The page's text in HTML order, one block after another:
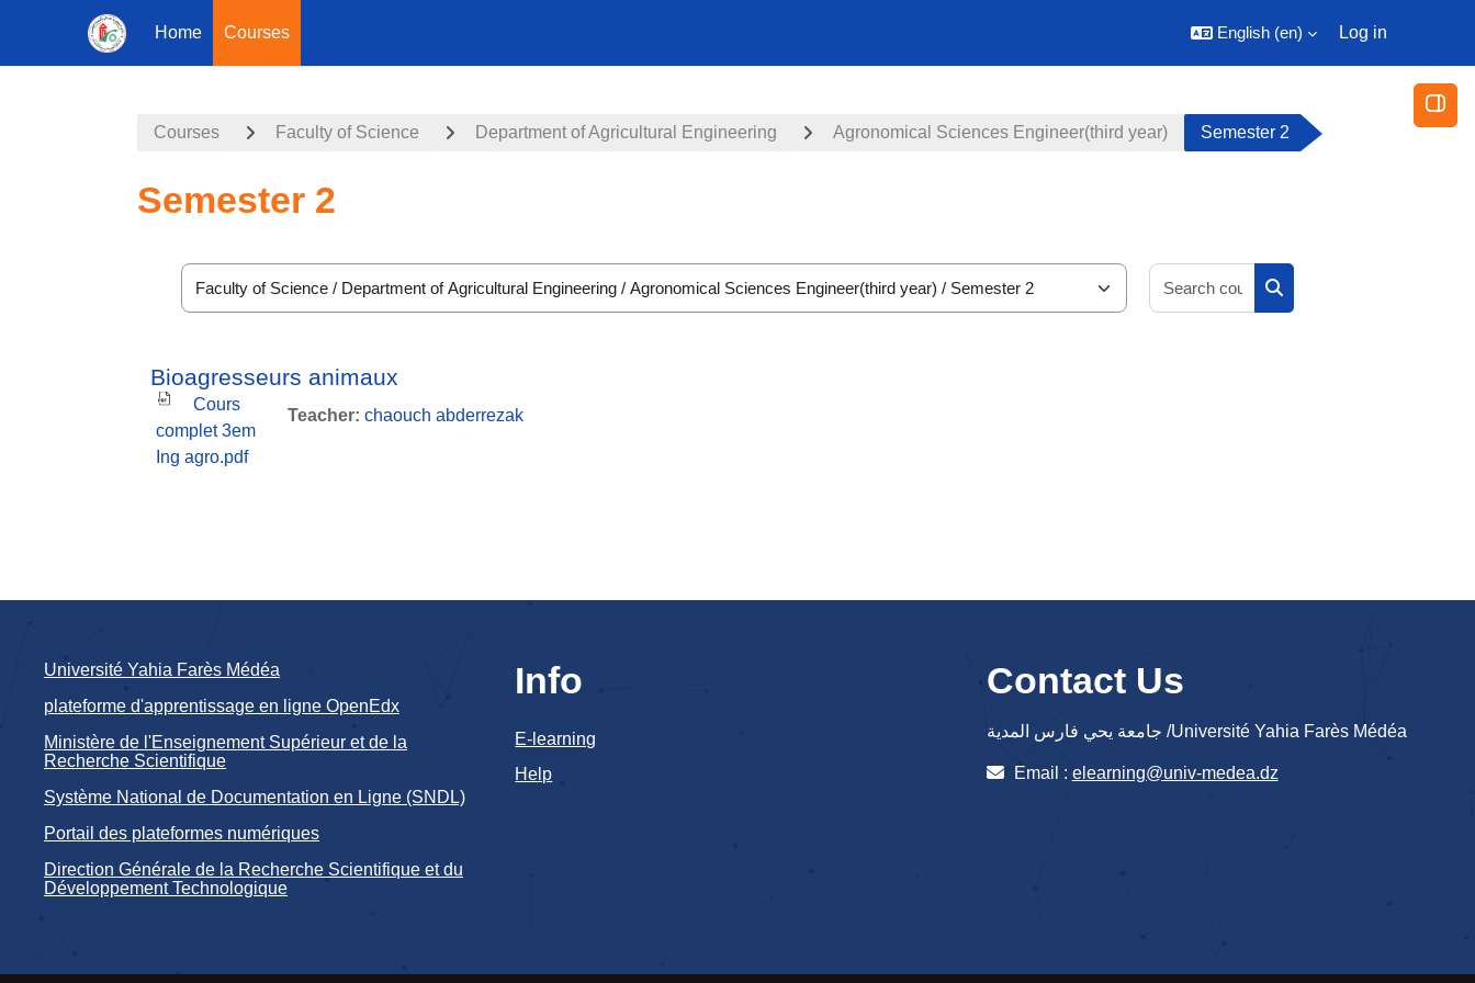
Home Courses English ‎(en)‎ Log in
Courses Faculty of Science Department of Agricultural Engineering Agronomical Sciences Engineer(third year) Semester 2
Semester 2
Course categories
Search courses
Bioagresseurs animaux
Cours
complet 3em
Ing agro.pdf
Teacher: chaouch abderrezak
Université Yahia Farès Médéa
plateforme d'apprentissage en ligne OpenEdx
Ministère de l'Enseignement Supérieur et de la
Recherche Scientifique
Système National de Documentation en Ligne (SNDL)
Portail des plateformes numériques
Direction Générale de la Recherche Scientifique et du
Développement Technologique
Info
E-learning
Help
Contact Us
جامعة يحي فارس المدية /Université Yahia Farès Médéa
Email : elearning@univ-medea.dz